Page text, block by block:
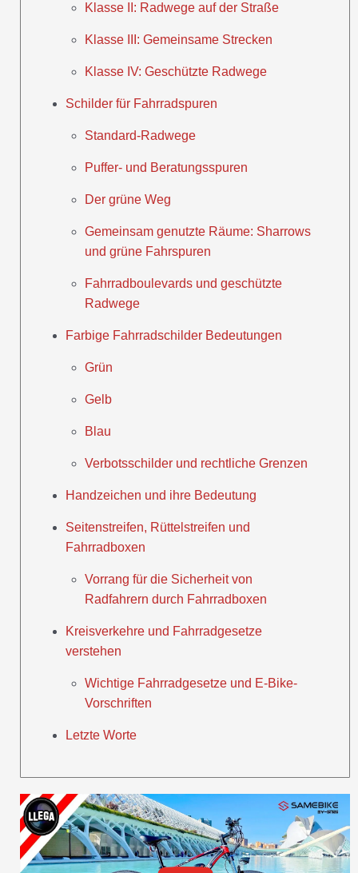
Klasse II: Radwege auf der Straße
Klasse III: Gemeinsame Strecken
Klasse IV: Geschützte Radwege
Schilder für Fahrradspuren
Standard-Radwege
Puffer- und Beratungsspuren
Der grüne Weg
Gemeinsam genutzte Räume: Sharrows
und grüne Fahrspuren
Fahrradboulevards und geschützte
Radwege
Farbige Fahrradschilder Bedeutungen
Grün
Gelb
Blau
Verbotsschilder und rechtliche Grenzen
Handzeichen und ihre Bedeutung
Seitenstreifen, Rüttelstreifen und
Fahrradboxen
Vorrang für die Sicherheit von
Radfahrern durch Fahrradboxen
Kreisverkehre und Fahrradgesetze
verstehen
Wichtige Fahrradgesetze und E-Bike-
Vorschriften
Letzte Worte